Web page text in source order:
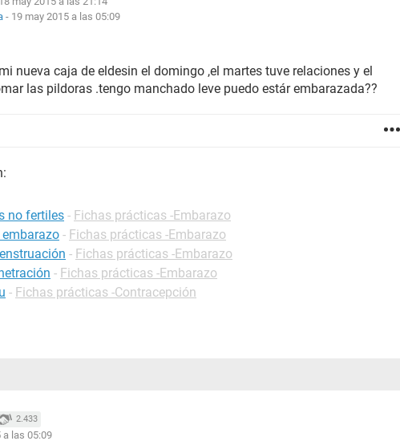
- 19 may 2015 a las 05:09
nueva caja de eldesin el domingo ,el martes tuve relaciones y el
las pildoras .tengo manchado leve puedo estár embarazada??
no fertiles - Fichas prácticas -Embarazo
- Fichas prácticas -Embarazo
- Fichas prácticas -Embarazo
- Fichas prácticas -Embarazo
- Fichas prácticas -Contracepción
2.433
a las 05:09